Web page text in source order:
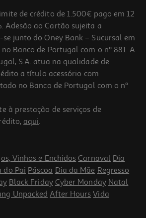
de crédito de 1.500€ pago em 12
Adesão ao Cartão sujeita a
junto do Oney Bank – Sucursal em
Banco de Portugal com o nº 881. A
S.A. atua na qualidade de
a título acessório com
no Banco de Portugal com o nº
à prestação de serviços de
aqui.
Vinhos e Enchidos Carnaval Dia
do Pai Páscoa Dia da Mãe Regresso
Black Friday Cyber Monday Natal
Unpacked After Hours Vida